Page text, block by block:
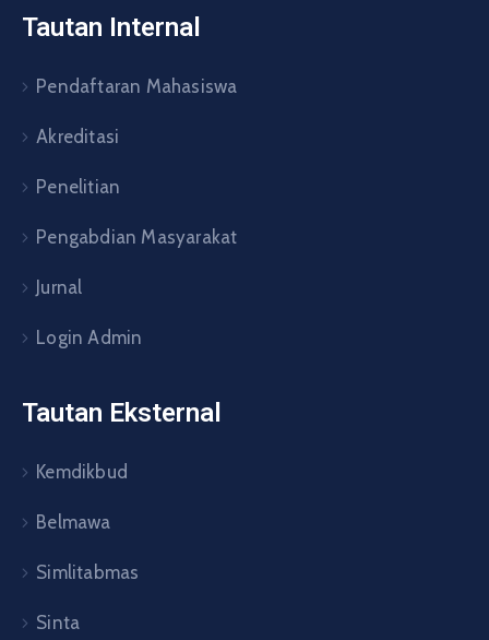
Tautan Internal
Pendaftaran Mahasiswa
Akreditasi
Penelitian
Pengabdian Masyarakat
Jurnal
Login Admin
Tautan Eksternal
Kemdikbud
Belmawa
Simlitabmas
Sinta